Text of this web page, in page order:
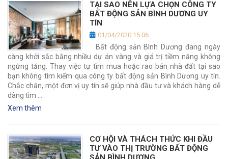
TẠI SAO NÊN LỰA CHỌN CÔNG TY
BẤT ĐỘNG SẢN BÌNH DƯƠNG UY
TÍN
01/04/2020 15:06
Bất động sản Bình Dương đang ngày
càng khởi sắc bằng nhiều dự án vàng và giá trị tiềm năng không
ngừng tăng. Thay việc tự tìm mua hoặc rao bán nhà đất tại sao
bạn không tìm kiếm qua công ty bất động sản Bình Dương uy tín.
Chắc chắn, một đơn vị uy tín sẽ giúp nhà đầu tư và khách hàng dễ
dàng tìm …
Xem thêm
CƠ HỘI VÀ THÁCH THỨC KHI ĐẦU
TƯ VÀO THỊ TRƯỜNG BẤT ĐỘNG